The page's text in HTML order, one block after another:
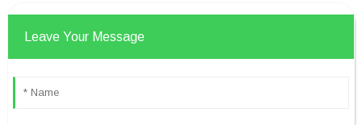
Leave Your Message